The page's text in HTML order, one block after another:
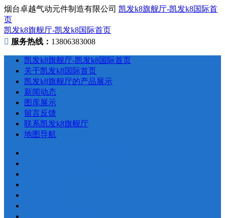
烟台卓越气动元件制造有限公司 凯发k8旗舰厅-凯发k8国际首
页
凯发k8旗舰厅-凯发k8国际首页
服务热线： 13806383008
凯发k8旗舰厅-凯发k8国际首页
关于凯发k8国际首页
凯发k8旗舰厅的产品展示
新闻动态
图库展示
留言反馈
联系凯发k8旗舰厅
地图导航